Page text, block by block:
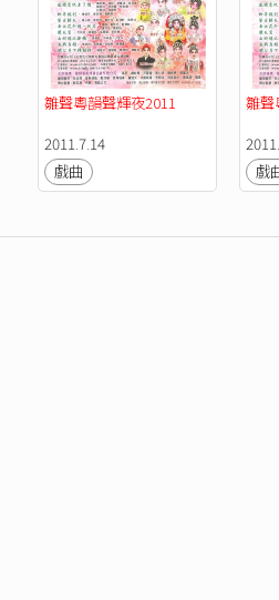
雛聲粵韻聲輝夜2011
2011.7.14
戲曲
雛聲
戲